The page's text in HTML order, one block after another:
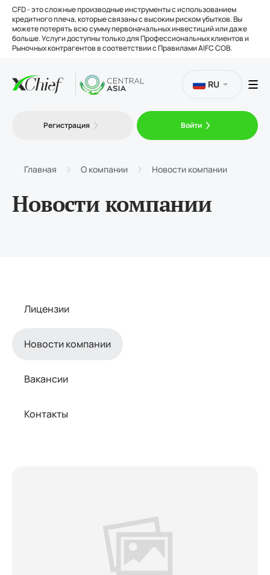
CFD - это сложные производные инструменты с использованием
кредитного плеча, которые связаны с высоким риском убытков. Вы
можете потерять всю сумму первоначальных инвестиций или даже
больше. Услуги доступны только для Профессиональных клиентов и
Рыночных контрагентов в соответствии с Правилами AIFC COB.
Торговля
Инструменты
RU
Регистрация Войти
Главная О компании Новости компании
Новости компании
Лицензии
Новости компании
Вакансии
Контакты